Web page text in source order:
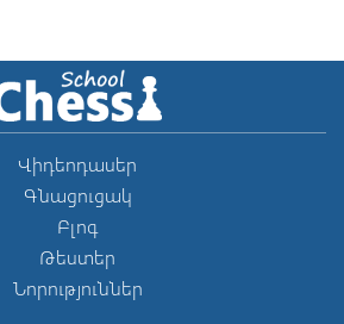
Վիդեոդասեր
Գնացուցակ
Բլոգ
Թեստեր
Նորություններ